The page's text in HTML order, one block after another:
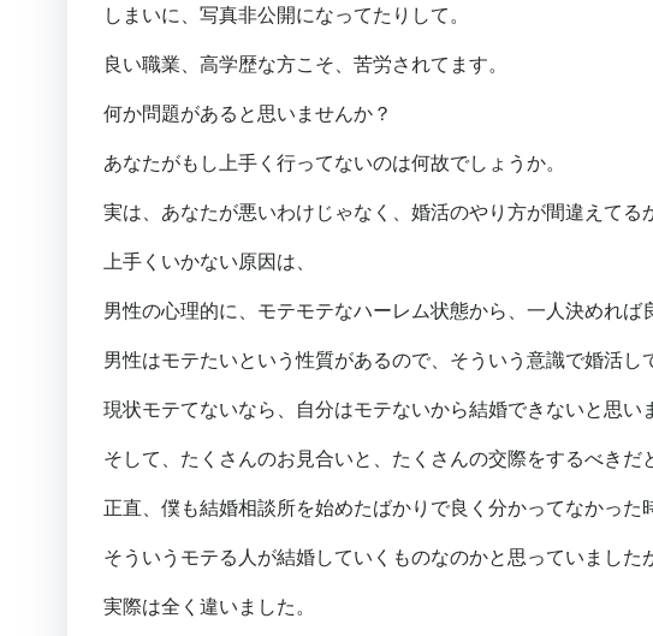
しまいに、写真非公開になってたりして。
良い職業、高学歴な方こそ、苦労されてます。
何か問題があると思いませんか？
あなたがもし上手く行ってないのは何故でしょうか。
実は、あなたが悪いわけじゃなく、婚活のやり方が間違えてる
上手くいかない原因は、
男性の心理的に、モテモテなハーレム状態から、一人決めれば
男性はモテたいという性質があるので、そういう意識で婚活し
現状モテてないなら、自分はモテないから結婚できないと思い
そして、たくさんのお見合いと、たくさんの交際をするべきだ
正直、僕も結婚相談所を始めたばかりで良く分かってなかった
そういうモテる人が結婚していくものなのかと思っていました
実際は全く違いました。